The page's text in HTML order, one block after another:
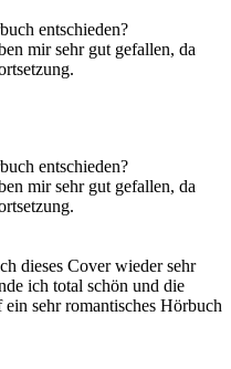
entschieden?
mir sehr gut gefallen, da
entschieden?
mir sehr gut gefallen, da
dieses Cover wieder sehr
ich total schön und die
sehr romantisches Hörbuch